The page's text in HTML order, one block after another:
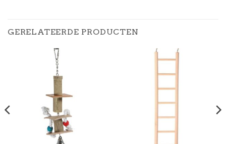
GERELATEERDE PRODUCTEN